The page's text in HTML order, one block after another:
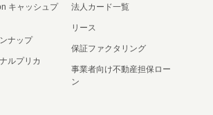
キャッシュプ
ナップ
ルプリカ
法人カード一覧
リース
保証ファクタリング
事業者向け不動産担保ロー
ン